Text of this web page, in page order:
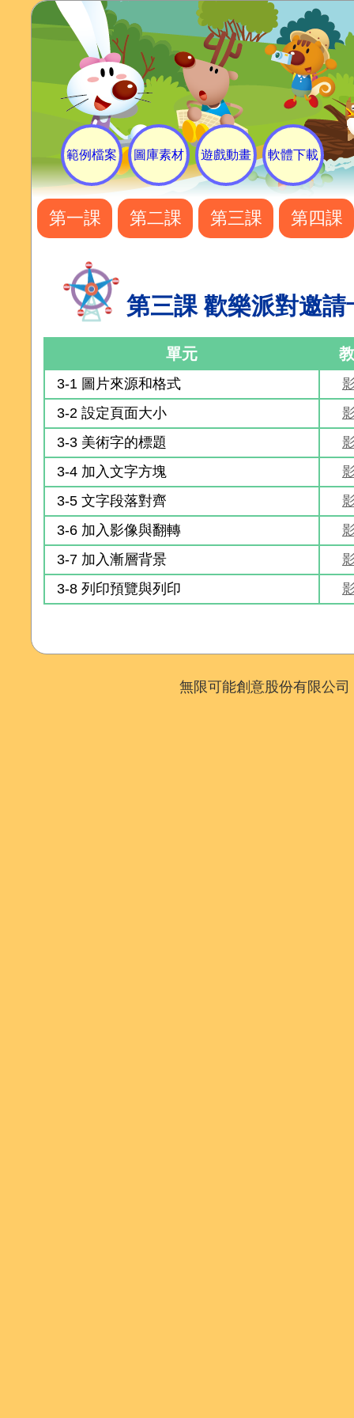
範例檔案 圖庫素材 遊戲動畫 軟體下載
第一課 第二課 第三課 第四課
第三課 歡樂派對邀請
單元
3-1 圖片來源和格式
3-2 設定頁面大小
3-3 美術字的標題
3-4 加入文字方塊
3-5 文字段落對齊
3-6 加入影像與翻轉
3-7 加入漸層背景
3-8 列印預覽與列印
無限可能創意股份有限公